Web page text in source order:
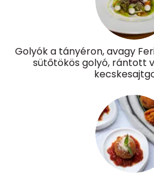
Golyók a tányéron, avagy
sütőtökös golyó, rántott